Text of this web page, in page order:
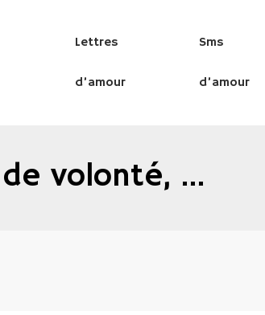
Lettres
d’amour
Sms
d’amour
volonté, …